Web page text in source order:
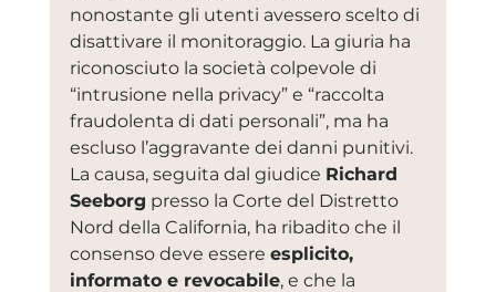
nonostante gli utenti avessero scelto di
disattivare il monitoraggio. La giuria ha
riconosciuto la società colpevole di
“intrusione nella privacy” e “raccolta
fraudolenta di dati personali”, ma ha
escluso l’aggravante dei danni punitivi.
La causa, seguita dal giudice Richard
Seeborg presso la Corte del Distretto
Nord della California, ha ribadito che il
consenso deve essere esplicito,
informato e revocabile, e che la